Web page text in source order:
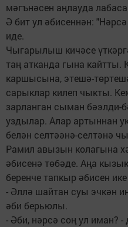
мәгънәсен аңлауда
Ә бит ул әбисеннән:
иде.
Чыгарылыш кичәсе
таң атканда гына кайтты.
каршысына, этешә-
сарыклар килеп чыкты.
зарланган сыман
уздылар. Алар артыннан
белән селтәәнә-селтәнә
Рамил авызын колагына
әбисенә төбәде. Аңа
беренче тапкыр әбисен
- Әллә шайтан суы эчкән
әби берьюлы.
- Әби, нәрсә соң ул иман?